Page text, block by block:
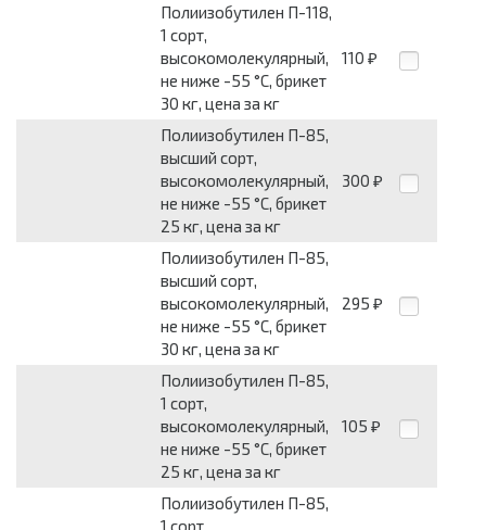
Полиизобутилен П-118,
1 сорт,
высокомолекулярный,
не ниже -55 °C, брикет
30 кг, цена за кг
110 ₽
Полиизобутилен П-85,
высший сорт,
высокомолекулярный,
не ниже -55 °C, брикет
25 кг, цена за кг
300 ₽
Полиизобутилен П-85,
высший сорт,
высокомолекулярный,
не ниже -55 °C, брикет
30 кг, цена за кг
295 ₽
Полиизобутилен П-85,
1 сорт,
высокомолекулярный,
не ниже -55 °C, брикет
25 кг, цена за кг
105 ₽
Полиизобутилен П-85,
1 сорт,